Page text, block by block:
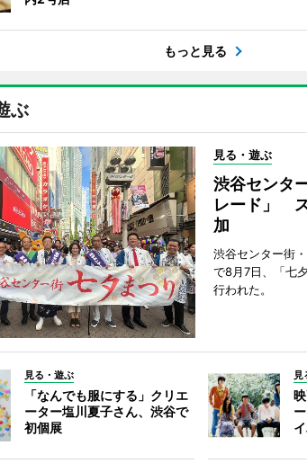
もっと見る
ぶ
見る・遊ぶ
渋谷センタ
レード」
加
渋谷センター街
で8月7日、「七
行われた。
見る・遊ぶ
「なんでも服にする」クリエ
ーター塩川夏子さん、渋谷で
初個展
見